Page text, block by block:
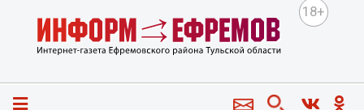
18+